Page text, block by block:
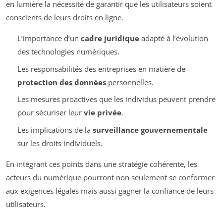
en lumière la nécessité de garantir que les utilisateurs soient
conscients de leurs droits en ligne.
L’importance d’un cadre juridiqueadapté à l’évolution
des technologies numériques.
Les responsabilités des entreprises en matière de
protection des donnéespersonnelles.
Les mesures proactives que les individus peuvent prendre
pour sécuriser leur vie privée.
Les implications de la surveillance gouvernementale
sur les droits individuels.
En intégrant ces points dans une stratégie cohérente, les
acteurs du numérique pourront non seulement se conformer
aux exigences légales mais aussi gagner la confiance de leurs
utilisateurs.